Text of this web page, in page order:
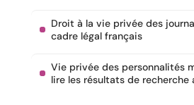
Droit à la vie privée des
cadre légal français
Vie privée des personnalités
lire les résultats de recherche